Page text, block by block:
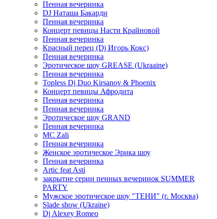
Пенная вечеринка
DJ Наташа Бакарди
Пенная вечеринка
Концерт певицы Насти Крайновой
Пенная вечеринка
Красный перец (Dj Игорь Кокс)
Пенная вечеринка
Эротическое шоу GREASE (Ukraaine)
Пенная вечеринка
Topless Dj Duo Kirsanov & Phoenix
Концерт певицы Афродита
Пенная вечеринка
Пенная вечеринка
Эротическое шоу GRAND
Пенная вечеринка
MC Zali
Пенная вечеринка
Женское эротическое Эрика шоу
Пенная вечеринка
Artic feat Asti
закрытие серии пенных вечеринок SUMMER
PARTY
Мужское эротическое шоу "ТЕНИ" (г. Москва)
Slade show (Ukraine)
Dj Alexey Romeo